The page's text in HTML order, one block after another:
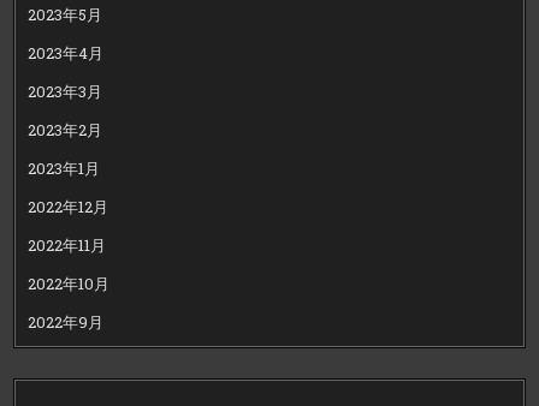
2023年5月
2023年4月
2023年3月
2023年2月
2023年1月
2022年12月
2022年11月
2022年10月
2022年9月